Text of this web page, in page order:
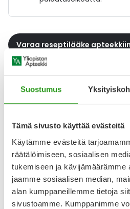
Suostumus
Tämä sivusto käyttää evästeitä
Käytämme evästeitä
räätälöimiseen, sosiaalisen
tukemiseen ja kävijämäärämme
jaamme sosiaalisen median,
alan kumppaneillemme tietoja
sivustoamme. Kumppanimme
Varaa reseptilääke
Katso kaikki
YA-muistuttaja
Muistuttajan avulla pidät
tuotteet ajoissa, eivätkä ne lopu
Lisää tuote
Lue lisää muistuttajasta